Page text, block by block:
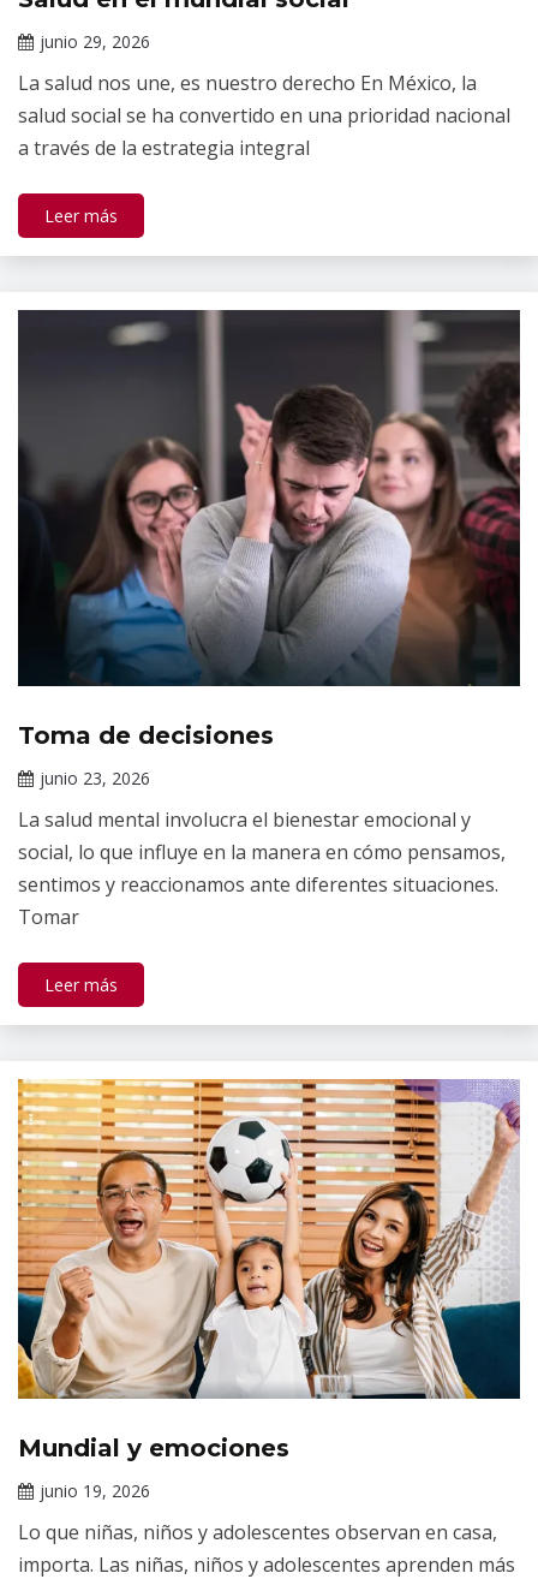
salud
mental
junio 29, 2026
Gallardo
La salud nos une, es nuestro derecho En México, la
salud social se ha convertido en una prioridad nacional
a través de la estrategia integral
Leer más
Tópicos
salud
mental
Toma de decisiones
junio 23, 2026
Gallardo
La salud mental involucra el bienestar emocional y
social, lo que influye en la manera en cómo pensamos,
sentimos y reaccionamos ante diferentes situaciones.
Tomar
Leer más
Tópicos
salud
mental
Mundial y emociones
junio 19, 2026
Gallardo
Lo que niñas, niños y adolescentes observan en casa,
importa. Las niñas, niños y adolescentes aprenden más